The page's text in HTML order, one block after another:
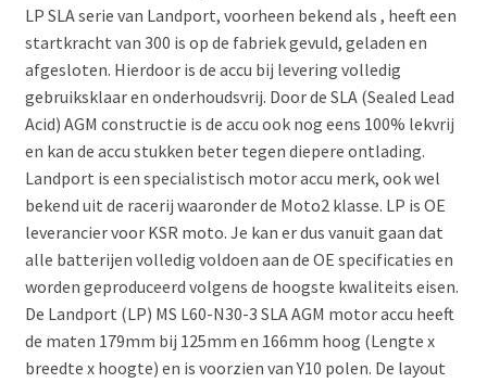
LP SLA serie van Landport, voorheen bekend als , heeft een
startkracht van 300 is op de fabriek gevuld, geladen en
afgesloten. Hierdoor is de accu bij levering volledig
gebruiksklaar en onderhoudsvrij. Door de SLA (Sealed Lead
Acid) AGM constructie is de accu ook nog eens 100% lekvrij
en kan de accu stukken beter tegen diepere ontlading.
Landport is een specialistisch motor accu merk, ook wel
bekend uit de racerij waaronder de Moto2 klasse. LP is OE
leverancier voor KSR moto. Je kan er dus vanuit gaan dat
alle batterijen volledig voldoen aan de OE specificaties en
worden geproduceerd volgens de hoogste kwaliteits eisen.
De Landport (LP) MS L60-N30-3 SLA AGM motor accu heeft
de maten 179mm bij 125mm en 166mm hoog (Lengte x
breedte x hoogte) en is voorzien van Y10 polen. De layout